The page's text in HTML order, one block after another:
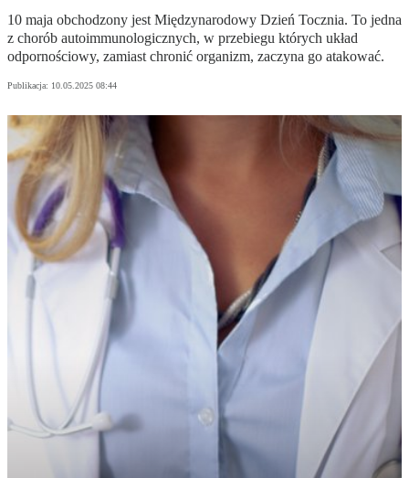
10 maja obchodzony jest Międzynarodowy Dzień Tocznia. To jedna
z chorób autoimmunologicznych, w przebiegu których układ
odpornościowy, zamiast chronić organizm, zaczyna go atakować.
Publikacja: 10.05.2025 08:44